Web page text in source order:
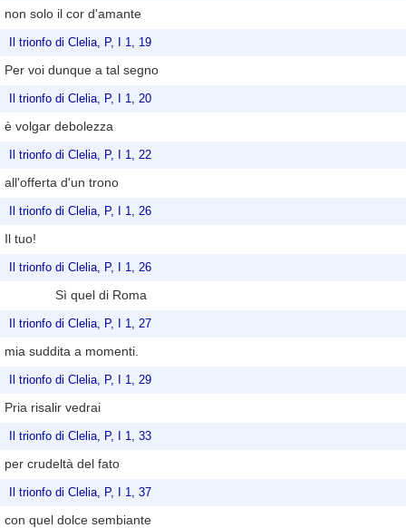
non solo il cor d'amante
Il trionfo di Clelia, P, I 1, 19
Per voi dunque a tal segno
Il trionfo di Clelia, P, I 1, 20
è volgar debolezza
Il trionfo di Clelia, P, I 1, 22
all'offerta d'un trono
Il trionfo di Clelia, P, I 1, 26
Il tuo!
Il trionfo di Clelia, P, I 1, 26
Sì quel di Roma
Il trionfo di Clelia, P, I 1, 27
mia suddita a momenti.
Il trionfo di Clelia, P, I 1, 29
Pria risalir vedrai
Il trionfo di Clelia, P, I 1, 33
per crudeltà del fato
Il trionfo di Clelia, P, I 1, 37
con quel dolce sembiante